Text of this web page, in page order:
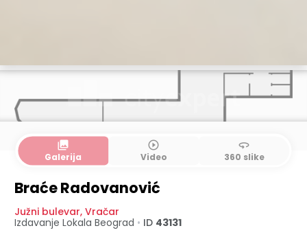
collections
Galerija
play_circle_outline
Video
360
360 slike
Braće Radovanović
Južni bulevar, Vračar
Izdavanje Lokala Beograd • ID 43131